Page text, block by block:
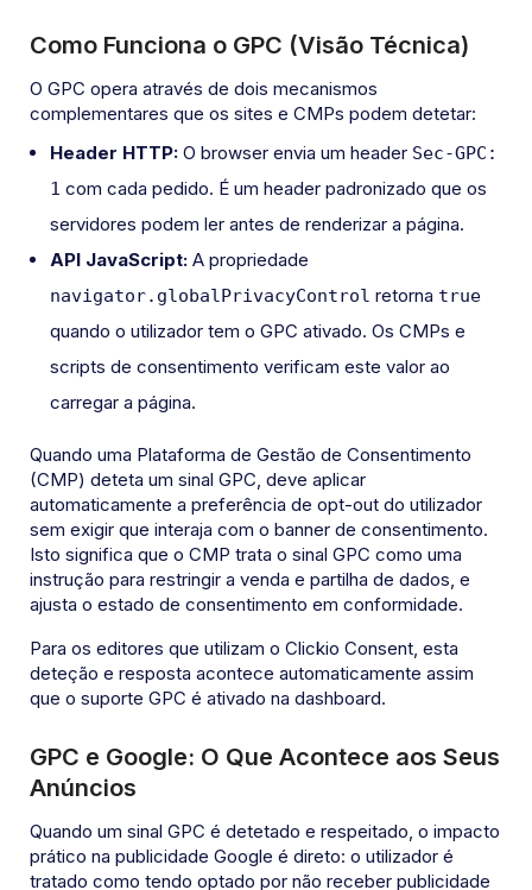
Como Funciona o GPC (Visão Técnica)
O GPC opera através de dois mecanismos
complementares que os sites e CMPs podem detetar:
Header HTTP: O browser envia um header Sec-GPC:
1 com cada pedido. É um header padronizado que os
servidores podem ler antes de renderizar a página.
API JavaScript: A propriedade
navigator.globalPrivacyControl retorna true
quando o utilizador tem o GPC ativado. Os CMPs e
scripts de consentimento verificam este valor ao
carregar a página.
Quando uma Plataforma de Gestão de Consentimento
(CMP) deteta um sinal GPC, deve aplicar
automaticamente a preferência de opt-out do utilizador
sem exigir que interaja com o banner de consentimento.
Isto significa que o CMP trata o sinal GPC como uma
instrução para restringir a venda e partilha de dados, e
ajusta o estado de consentimento em conformidade.
Para os editores que utilizam o Clickio Consent, esta
deteção e resposta acontece automaticamente assim
que o suporte GPC é ativado na dashboard.
GPC e Google: O Que Acontece aos Seus
Anúncios
Quando um sinal GPC é detetado e respeitado, o impacto
prático na publicidade Google é direto: o utilizador é
tratado como tendo optado por não receber publicidade